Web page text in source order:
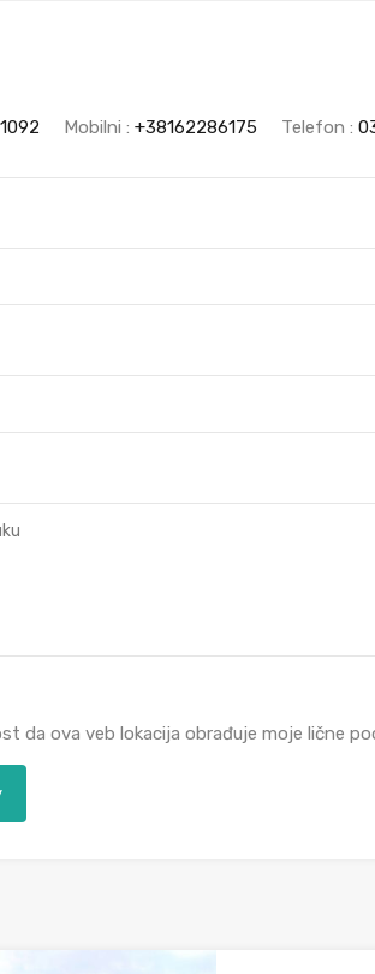
Mobilni : +38162286175 Telefon :
da ova veb lokacija obrađuje moje lične